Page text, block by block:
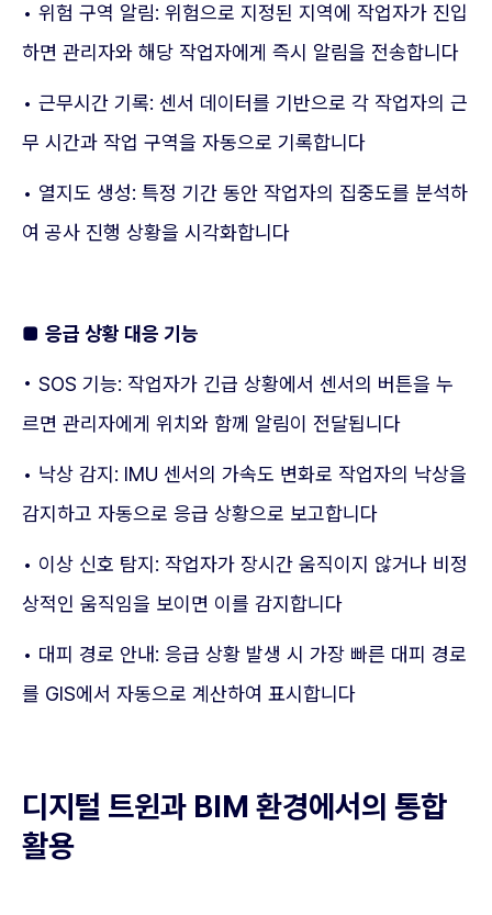
• 위험 구역 알림: 위험으로 지정된 지역에 작업자가 진입
하면 관리자와 해당 작업자에게 즉시 알림을 전송합니다
• 근무시간 기록: 센서 데이터를 기반으로 각 작업자의 근
무 시간과 작업 구역을 자동으로 기록합니다
• 열지도 생성: 특정 기간 동안 작업자의 집중도를 분석하
여 공사 진행 상황을 시각화합니다
■ 응급 상황 대응 기능
• SOS 기능: 작업자가 긴급 상황에서 센서의 버튼을 누
르면 관리자에게 위치와 함께 알림이 전달됩니다
• 낙상 감지: IMU 센서의 가속도 변화로 작업자의 낙상을
감지하고 자동으로 응급 상황으로 보고합니다
• 이상 신호 탐지: 작업자가 장시간 움직이지 않거나 비정
상적인 움직임을 보이면 이를 감지합니다
• 대피 경로 안내: 응급 상황 발생 시 가장 빠른 대피 경로
를 GIS에서 자동으로 계산하여 표시합니다
디지털 트윈과 BIM 환경에서의 통합
활용